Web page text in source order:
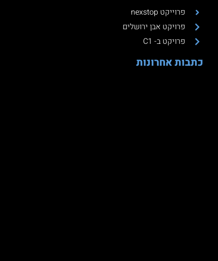
פרוייקט nexstop
פרויקט אבן ירושלים
פרויקט ב- C1
כתבות אחרונות